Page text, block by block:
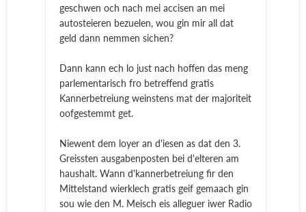
geschwen och nach mei accisen an mei
autosteieren bezuelen, wou gin mir all dat
geld dann nemmen sichen?
Dann kann ech lo just nach hoffen das meng
parlementarisch fro betreffend gratis
Kannerbetreiung weinstens mat der majoriteit
oofgestemmt get.
Niewent dem loyer an d'iesen as dat den 3.
Greissten ausgabenposten bei d'elteren am
haushalt. Wann d'kannerbetreiung fir den
Mittelstand wierklech gratis geif gemaach gin
sou wie den M. Meisch eis alleguer iwer Radio